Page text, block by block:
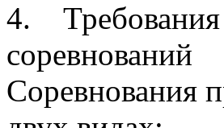
4. Требования
соревнований
Соревнования